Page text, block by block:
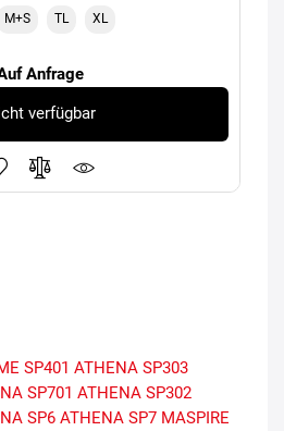
M+S TL XL
Anfrage
verfügbar
SP401 ATHENA SP303
SP701 ATHENA SP302
SP6 ATHENA SP7 MASPIRE